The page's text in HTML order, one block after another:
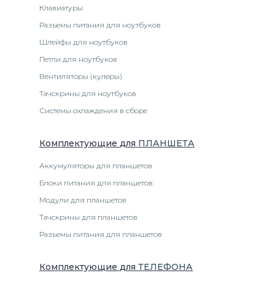
Клавиатуры
Разъемы питания для ноутбуков
Шлейфы для ноутбуков
Петли для ноутбуков
Вентиляторы (кулеры)
Тачскрины для ноутбуков
Системы охлаждения в сборе
Комплектующие для ПЛАНШЕТА
Аккумуляторы для планшетов
Блоки питания для планшетов
Модули для планшетов
Тачскрины для планшетов
Разъемы питания для планшетов
Комплектующие для ТЕЛЕФОНА